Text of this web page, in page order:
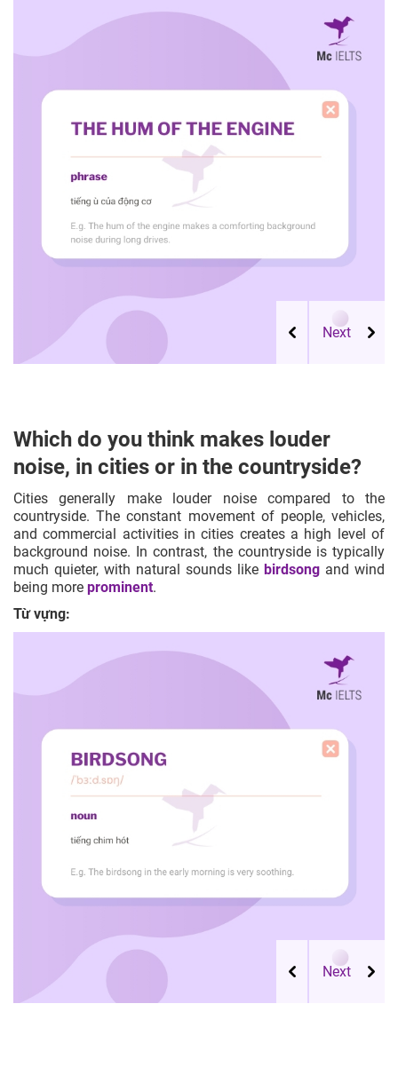
Which do you think makes louder
noise, in cities or in the countryside?
Cities generally make louder noise compared to the
countryside. The constant movement of people, vehicles,
and commercial activities in cities creates a high level of
background noise. In contrast, the countryside is typically
much quieter, with natural sounds like birdsong and wind
being more prominent.
Từ vựng: